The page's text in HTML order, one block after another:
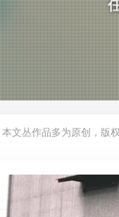
本文丛作品多为原创，版